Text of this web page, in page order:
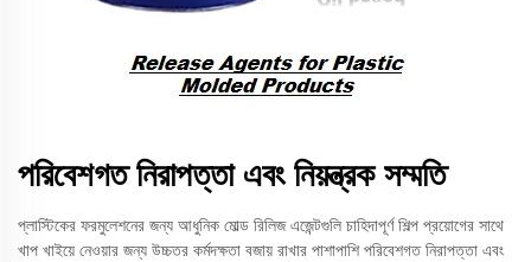
পরিবেশগত নিরাপত্তা এবং নিয়ন্ত্রক সম্মতি
প্লাস্টিকের ফরমুলেশনের জন্য আধুনিক মোল্ড রিলিজ এজেন্টগুলি চাহিদাপূর্ণ শিল্প প্রয়োগের সাথে
খাপ খাইয়ে নেওয়ার জন্য উচ্চতর কর্মদক্ষতা বজায় রাখার পাশাপাশি পরিবেশগত নিরাপত্তা এবং